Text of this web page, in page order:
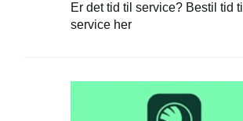
Er det tid til service? Bestil tid til
service her